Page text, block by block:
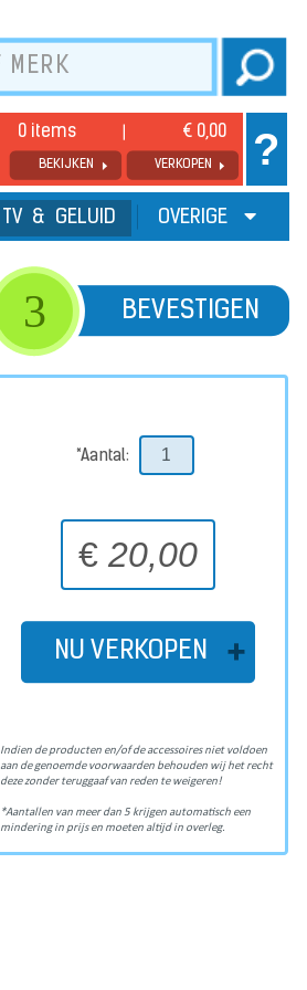
0 items € 0,00
BEKIJKEN VERKOPEN ?
TV & GELUID OVERIGE
3 BEVESTIGEN
*Aantal:
€ 20,00
NU VERKOPEN
Indien de producten en/of de accessoires niet voldoen
aan de genoemde voorwaarden behouden wij het recht
deze zonder teruggaaf van reden te weigeren!
*Aantallen van meer dan 5 krijgen automatisch een
mindering in prijs en moeten altijd in overleg.